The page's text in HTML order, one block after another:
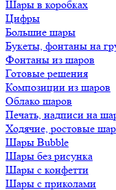
Шары в коробках
Цифры
Большие шары
Букеты, фонтаны на
Фонтаны из шаров
Готовые решения
Композиции из шаров
Облако шаров
Печать, надписи на
Ходячие, ростовые
Шары Bubble
Шары без рисунка
Шары с конфетти
Шары с приколами